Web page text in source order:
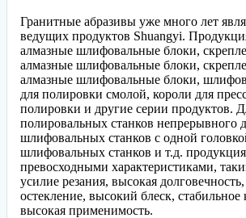
Гранитные абразивы уже много лет
ведущих продуктов Shuangyi.
алмазные шлифовальные блоки,
алмазные шлифовальные блоки,
алмазные шлифовальные блоки,
для полировки смолой, короли для
полировки и другие серии продуктов.
полировальных станков непрерывного
шлифовальных станков с одной
шлифовальных станков и т.д. продукция
превосходными характеристиками,
усилие резания, высокая
остекление, высокий блеск, стабильное
высокая применимость.